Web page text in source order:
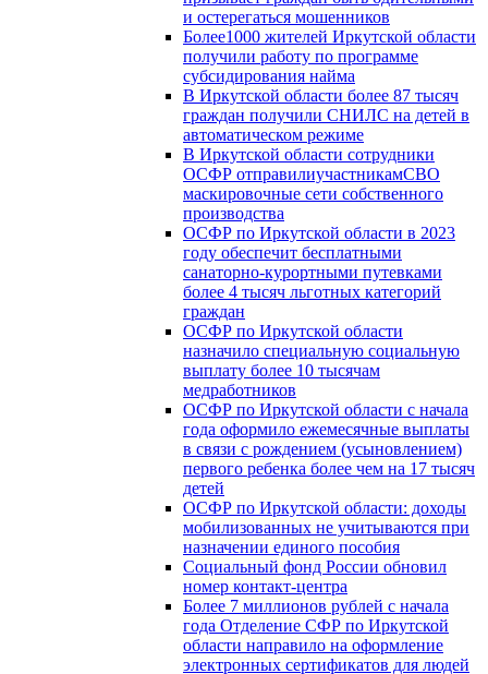
и остерегаться мошенников
Более1000 жителей Иркутской области
получили работу по программе
субсидирования найма
В Иркутской области более 87 тысяч
граждан получили СНИЛС на детей в
автоматическом режиме
В Иркутской области сотрудники
ОСФР отправилиучастникамСВО
маскировочные сети собственного
производства
ОСФР по Иркутской области в 2023
году обеспечит бесплатными
санаторно-курортными путевками
более 4 тысяч льготных категорий
граждан
ОСФР по Иркутской области
назначило специальную социальную
выплату более 10 тысячам
медработников
ОСФР по Иркутской области с начала
года оформило ежемесячные выплаты
в связи с рождением (усыновлением)
первого ребенка более чем на 17 тысяч
детей
ОСФР по Иркутской области: доходы
мобилизованных не учитываются при
назначении единого пособия
Социальный фонд России обновил
номер контакт-центра
Более 7 миллионов рублей с начала
года Отделение СФР по Иркутской
области направило на оформление
электронных сертификатов для людей